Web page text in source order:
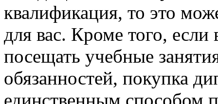
квалификация, то это
для вас. Кроме того,
посещать учебные
обязанностей, покупка
единственным способом